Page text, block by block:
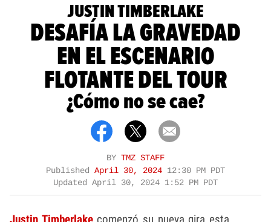
JUSTIN TIMBERLAKE
DESAFÍA LA GRAVEDAD
EN EL ESCENARIO
FLOTANTE DEL TOUR
¿Cómo no se cae?
BY TMZ STAFF
Published April 30, 2024 12:30 PM PDT
Updated April 30, 2024 1:52 PM PDT